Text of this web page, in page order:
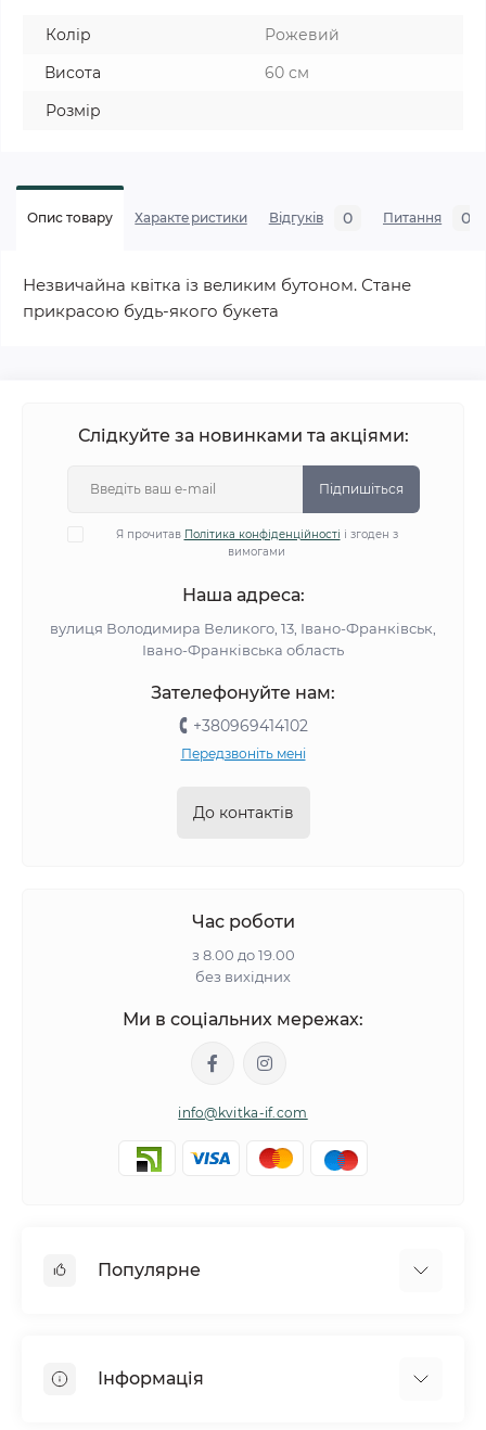
Колір
Рожевий
Висота
60 см
Розмір
Опис товару Характеристики Відгуків 0 Питання 0
Незвичайна квітка із великим бутоном. Стане
прикрасою будь-якого букета
Слідкуйте за новинками та акціями:
Підпишіться
Я прочитав Політика конфіденційності і згоден з
вимогами
Наша адреса:
вулиця Володимира Великого, 13, Івано-Франківськ,
Івано-Франківська область
Зателефонуйте нам:
+380969414102
Передзвоніть мені
До контактів
Час роботи
з 8.00 до 19.00
без вихідних
Ми в соціальних мережах:
info@kvitka-if.com
Популярне
Вазони
Інформація